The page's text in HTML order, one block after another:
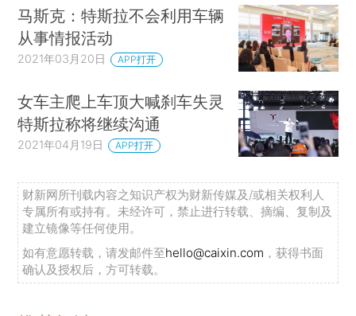
马斯克：特斯拉不会利用车辆
从事情报活动
2021年03月20日 APP打开
女车主爬上车顶大喊刹车失灵
特斯拉称将继续沟通
2021年04月19日 APP打开
财新网所刊载内容之知识产权为财新传媒及/或相关权利人
专属所有或持有。未经许可，禁止进行转载、摘编、复制及
建立镜像等任何使用。
如有意愿转载，请发邮件至hello@caixin.com ，获得书面
确认及授权后，方可转载。